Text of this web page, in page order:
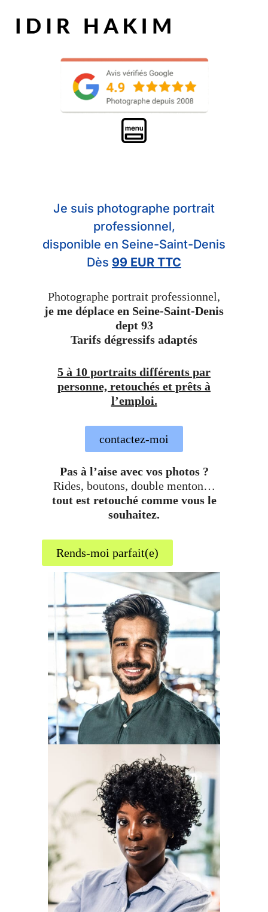
Je suis photographe portrait
professionnel,
disponible en Seine-Saint-Denis
Dès 99 EUR TTC
Photographe portrait professionnel,
je me déplace en Seine-Saint-Denis
dept 93
Tarifs dégressifs adaptés
5 à 10 portraits différents par
personne, retouchés et prêts à
l’emploi.
contactez-moi
Pas à l’aise avec vos photos ?
Rides, boutons, double menton…
tout est retouché comme vous le
souhaitez.
Rends-moi parfait(e)